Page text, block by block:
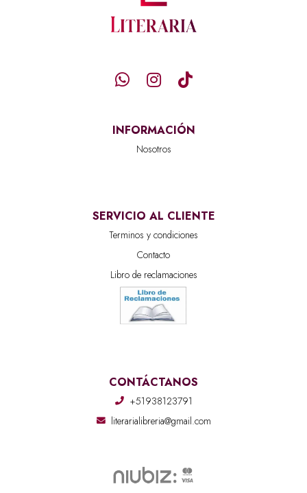
INFORMACIÓN
Nosotros
SERVICIO AL CLIENTE
Terminos y condiciones
Contacto
Libro de reclamaciones
CONTÁCTANOS
+51938123791
literarialibreria@gmail.com